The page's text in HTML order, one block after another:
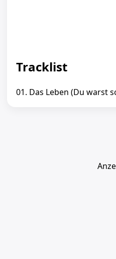
Tracklist
01. Das Leben (Du warst